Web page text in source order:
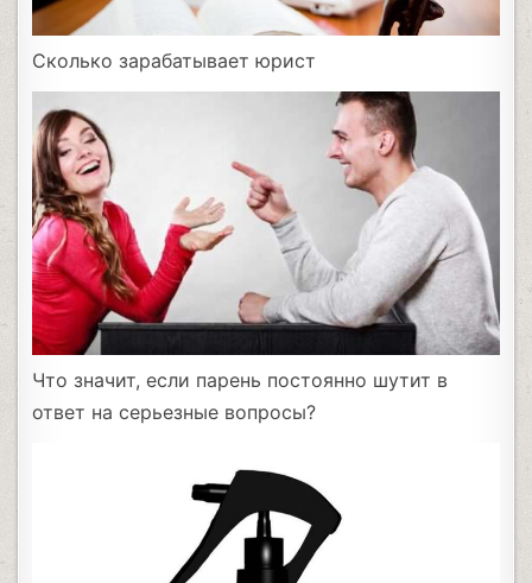
Сколько зарабатывает юрист
Что значит, если парень постоянно шутит в
ответ на серьезные вопросы?